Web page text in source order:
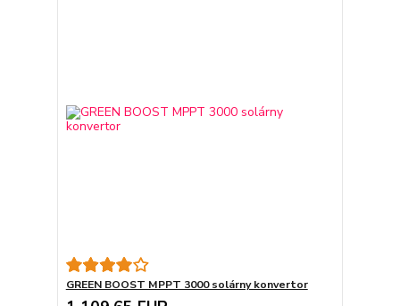
GREEN BOOST MPPT 3000 solárny konvertor